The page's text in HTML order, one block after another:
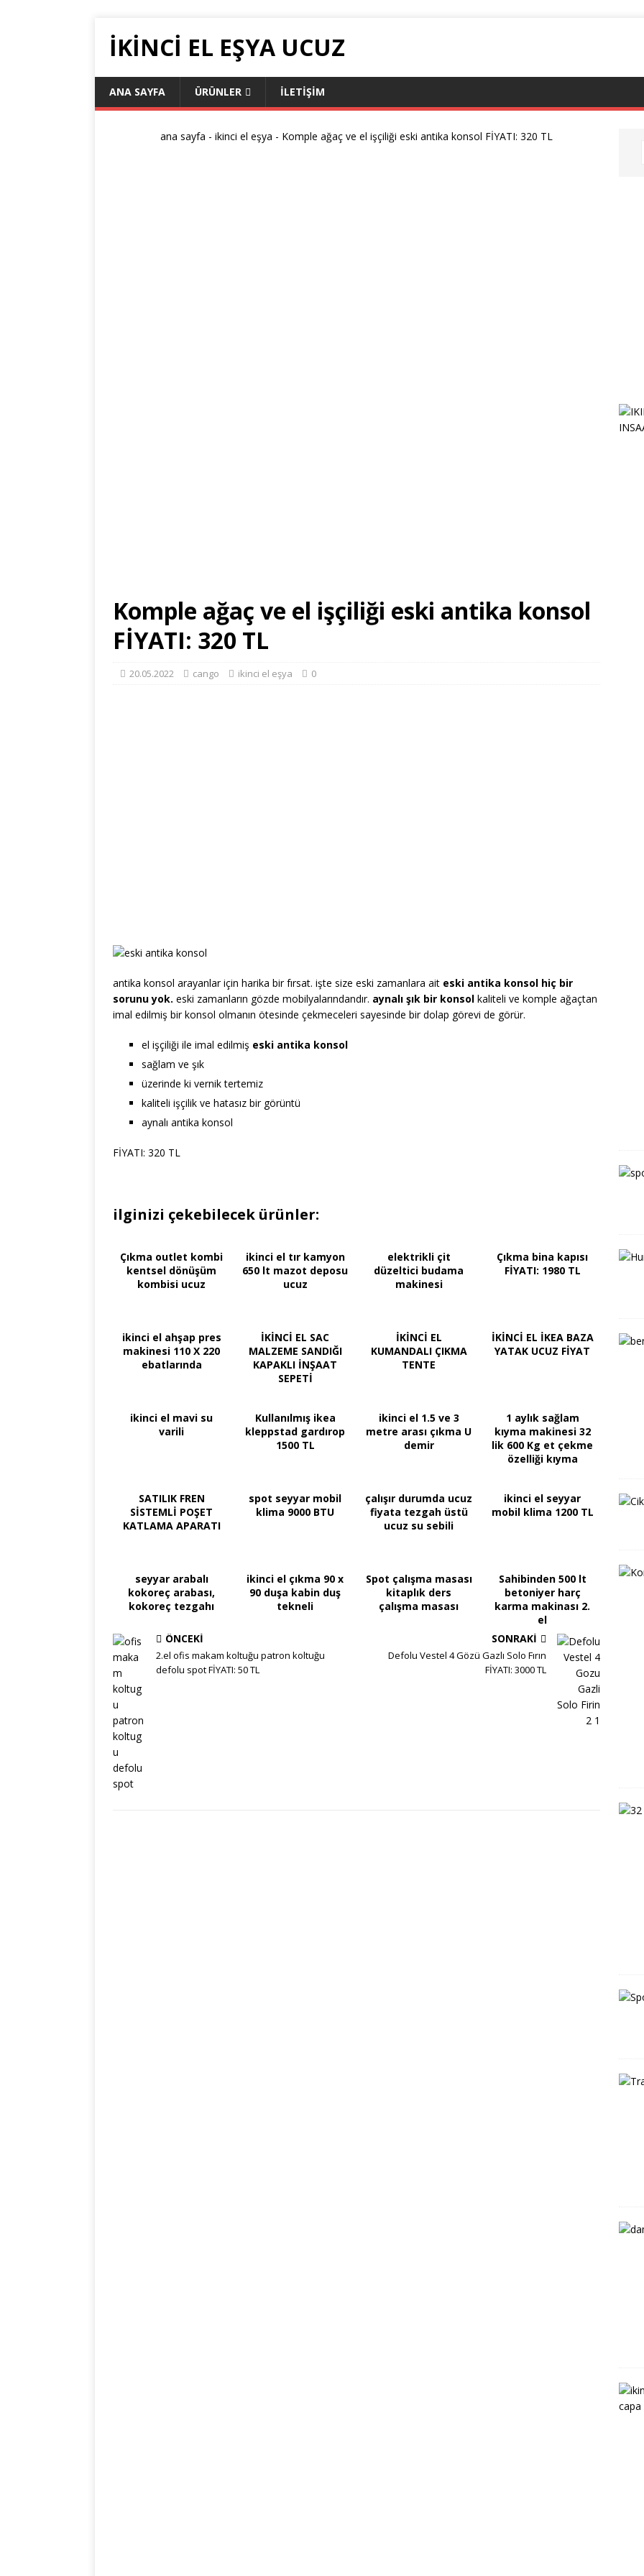
IKINCI EL EŞYA UCUZ
ANA SAYFA ÜRÜNLER ILETIŞIM
ana sayfa -ikinci el eşya - Komple ağaç ve el işçiliği eski antika konsol FİYATI: 320 TL
Komple ağaç ve el işçiliği eski antika konsol
FİYATI: 320 TL
20.05.2022 cango ikinci el eşya 0
antika konsol arayanlar için harika bir fırsat. işte size eski zamanlara ait eski antika konsol hiç bir
sorunu yok. eski zamanların gözde mobilyalarındandır. aynalı şık bir konsol kaliteli ve komple ağaçtan
imal edilmiş bir konsol olmanın ötesinde çekmeceleri sayesinde bir dolap görevi de görür.
el işçiliği ile imal edilmiş eski antika konsol
sağlam ve şık
üzerinde ki vernik tertemiz
kaliteli işçilik ve hatasız bir görüntü
aynalı antika konsol
FİYATI: 320 TL
ilginizi çekebilecek ürünler:
Çıkma outlet kombi
kentsel dönüşüm
kombisi ucuz
ikinci el tır kamyon
650 lt mazot deposu
ucuz
elektrikli çit
düzeltici budama
makinesi
Çıkma bina kapısı
FİYATI: 1980 TL
ikinci el ahşap pres
makinesi 110 X 220
ebatlarında
İKİNCİ EL SAC
MALZEME SANDIĞI
KAPAKLI İNŞAAT
SEPETİ
İKİNCİ EL
KUMANDALI ÇIKMA
TENTE
İKİNCİ EL İKEA BAZA
YATAK UCUZ FİYAT
ikinci el mavi su
varili
Kullanılmış ikea
kleppstad gardırop
1500 TL
ikinci el 1.5 ve 3
metre arası çıkma U
demir
1 aylık sağlam
kıyma makinesi 32
lik 600 Kg et çekme
özelliği kıyma
SATILIK FREN
SİSTEMLİ POŞET
KATLAMA APARATI
spot seyyar mobil
klima 9000 BTU
çalışır durumda ucuz
fiyata tezgah üstü
ucuz su sebili
ikinci el seyyar
mobil klima 1200 TL
seyyar arabalı
kokoreç arabası,
kokoreç tezgahı
ikinci el çıkma 90 x
90 duşa kabin duş
tekneli
Spot çalışma masası
kitaplık ders
çalışma masası
Sahibinden 500 lt
betoniyer harç
karma makinası 2.
el
ÖNCEKI
2.el ofis makam koltuğu patron koltuğu
defolu spot FİYATI: 50 TL
SONRAKI
Defolu Vestel 4 Gözü Gazlı Solo Fırın
FİYATI: 3000 TL